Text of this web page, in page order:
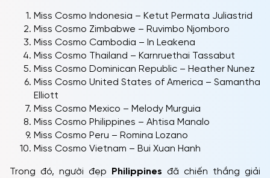
Miss Cosmo Indonesia – Ketut Permata Juliastrid
Miss Cosmo Zimbabwe – Ruvimbo Njomboro
Miss Cosmo Cambodia – In Leakena
Miss Cosmo Thailand – Karnruethai Tassabut
Miss Cosmo Dominican Republic – Heather Nunez
Miss Cosmo United States of America – Samantha
Elliott
Miss Cosmo Mexico – Melody Murguia
Miss Cosmo Philippines – Ahtisa Manalo
Miss Cosmo Peru – Romina Lozano
Miss Cosmo Vietnam – Bui Xuan Hanh
Trong đó, người đẹp Philippines đã chiến thắng giải